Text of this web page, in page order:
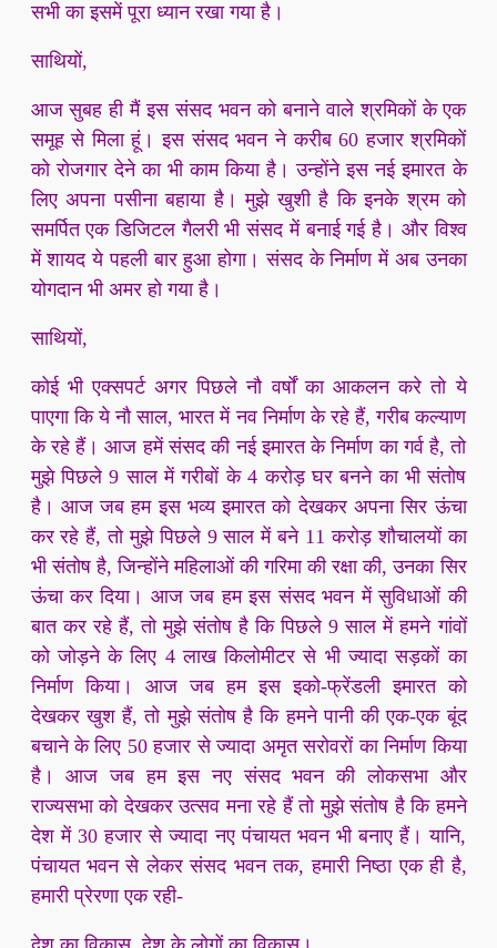
सभी का इसमें पूरा ध्यान रखा गया है।
साथियों,
आज सुबह ही मैं इस संसद भवन को बनाने वाले श्रमिकों के एक
समूह से मिला हूं। इस संसद भवन ने करीब 60 हजार श्रमिकों
को रोजगार देने का भी काम किया है। उन्होंने इस नई इमारत के
लिए अपना पसीना बहाया है। मुझे खुशी है कि इनके श्रम को
समर्पित एक डिजिटल गैलरी भी संसद में बनाई गई है। और विश्व
में शायद ये पहली बार हुआ होगा। संसद के निर्माण में अब उनका
योगदान भी अमर हो गया है।
साथियों,
कोई भी एक्सपर्ट अगर पिछले नौ वर्षों का आकलन करे तो ये
पाएगा कि ये नौ साल, भारत में नव निर्माण के रहे हैं, गरीब कल्याण
के रहे हैं। आज हमें संसद की नई इमारत के निर्माण का गर्व है, तो
मुझे पिछले 9 साल में गरीबों के 4 करोड़ घर बनने का भी संतोष
है। आज जब हम इस भव्य इमारत को देखकर अपना सिर ऊंचा
कर रहे हैं, तो मुझे पिछले 9 साल में बने 11 करोड़ शौचालयों का
भी संतोष है, जिन्होंने महिलाओं की गरिमा की रक्षा की, उनका सिर
ऊंचा कर दिया। आज जब हम इस संसद भवन में सुविधाओं की
बात कर रहे हैं, तो मुझे संतोष है कि पिछले 9 साल में हमने गांवों
को जोड़ने के लिए 4 लाख किलोमीटर से भी ज्यादा सड़कों का
निर्माण किया। आज जब हम इस इको-फ्रेंडली इमारत को
देखकर खुश हैं, तो मुझे संतोष है कि हमने पानी की एक-एक बूंद
बचाने के लिए 50 हजार से ज्यादा अमृत सरोवरों का निर्माण किया
है। आज जब हम इस नए संसद भवन की लोकसभा और
राज्यसभा को देखकर उत्सव मना रहे हैं तो मुझे संतोष है कि हमने
देश में 30 हजार से ज्यादा नए पंचायत भवन भी बनाए हैं। यानि,
पंचायत भवन से लेकर संसद भवन तक, हमारी निष्ठा एक ही है,
हमारी प्रेरणा एक रही-